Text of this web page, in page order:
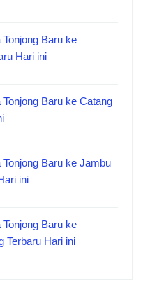
Baru ke
Hari ini
Baru ke Catang
Baru ke Jambu
ini
Baru ke
Terbaru Hari ini